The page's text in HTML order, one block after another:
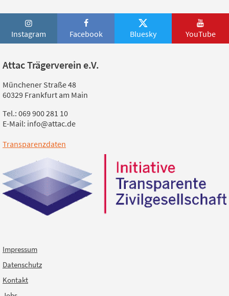
Instagram Facebook Bluesky YouTube
Attac Trägerverein e.V.
Münchener Straße 48
60329 Frankfurt am Main
Tel.: 069 900 281 10
E-Mail: info@attac.de
Transparenzdaten
Impressum
Datenschutz
Kontakt